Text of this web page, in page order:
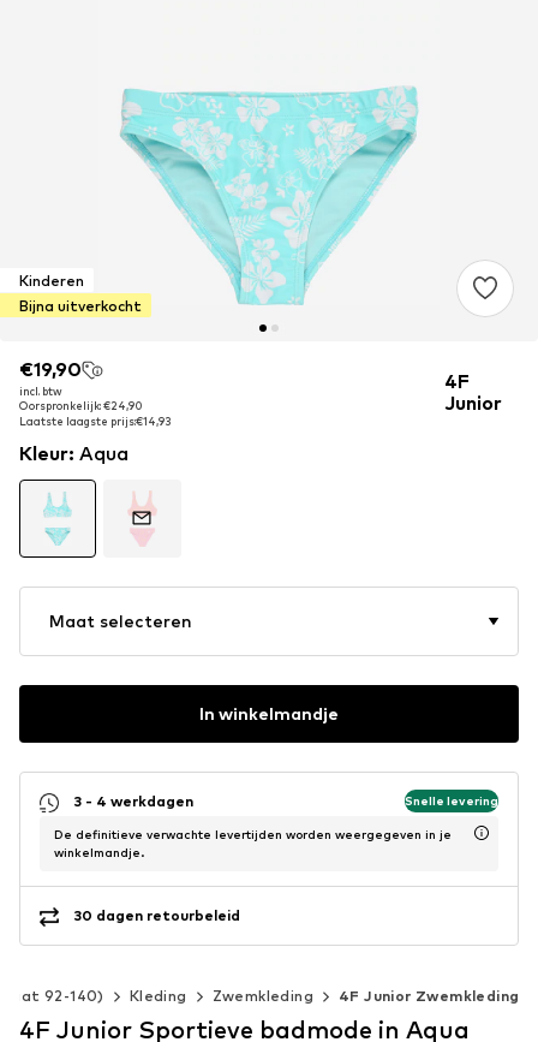
Kinderen
Bijna uitverkocht
€19,90
incl. btw
Oorspronkelijk: €24,90
Laatste laagste prijs:€14,93
€19,90
incl. btw
Oorspronkelijk: €24,90
Laatste laagste prijs:€14,93
4F
Junior
Kleur: Aqua
Maat selecteren
In winkelmandje
3 - 4 werkdagen Snelle levering
De definitieve verwachte levertijden worden weergegeven in je
winkelmandje.
30 dagen retourbeleid
92-140) Kleding Zwemkleding 4F Junior Zwemkleding
4F Junior Sportieve badmode in Aqua